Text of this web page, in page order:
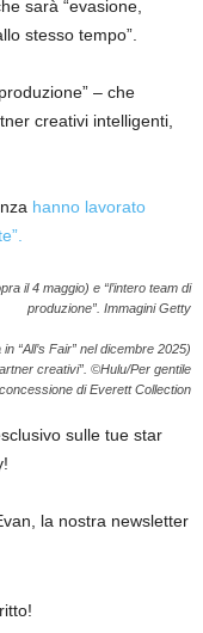
sarà “evasione,
stesso tempo”.
– che
creativi intelligenti,
hanno lavorato
il 4 maggio) e “l’intero team di
produzione”. Immagini Getty
“All’s Fair” nel dicembre 2025)
creativi”. ©Hulu/Per gentile
concessione di Everett Collection
sulle tue star
la nostra newsletter